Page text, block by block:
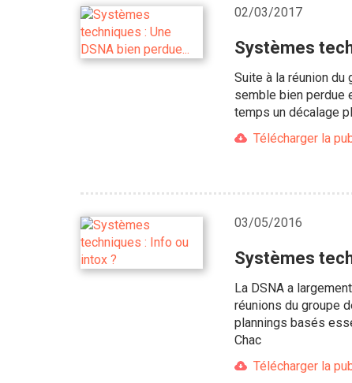
02/03/2017
Systèmes
Suite à la réunion
semble bien perdue
temps un décalage
Télécharger la
03/05/2016
Systèmes
La DSNA a
réunions du groupe
plannings basés
Chac
Télécharger la